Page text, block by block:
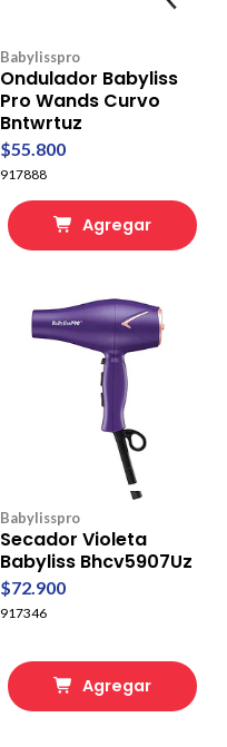
Babylisspro
Ondulador Babyliss
Pro Wands Curvo
Bntwrtuz
$55.800
917888
Agregar
Babylisspro
Secador Violeta
Babyliss Bhcv5907Uz
$72.900
917346
Agregar